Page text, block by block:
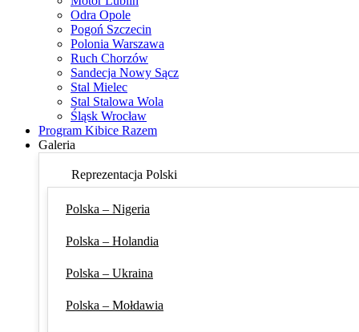
Odra Opole
Pogoń Szczecin
Polonia Warszawa
Ruch Chorzów
Sandecja Nowy Sącz
Stal Mielec
Stal Stalowa Wola
Śląsk Wrocław
Program Kibice Razem
Galeria
Reprezentacja Polski
Polska – Nigeria
Polska – Holandia
Polska – Ukraina
Polska – Mołdawia